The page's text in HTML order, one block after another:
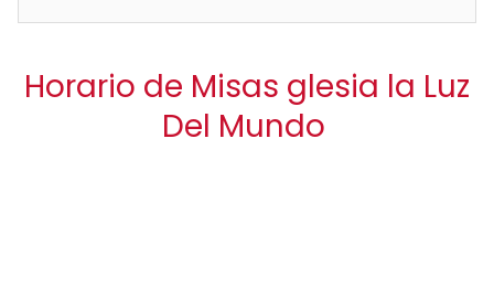
Horario de Misas glesia la Luz
Del Mundo